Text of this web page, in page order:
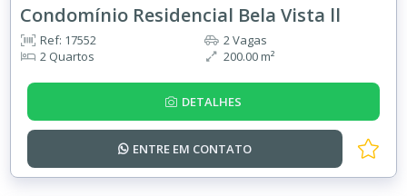
Condomínio Residencial Bela Vista ll
Ref: 17552
2 Quartos
2 Vagas
200.00 m²
DETALHES
ENTRE EM CONTATO